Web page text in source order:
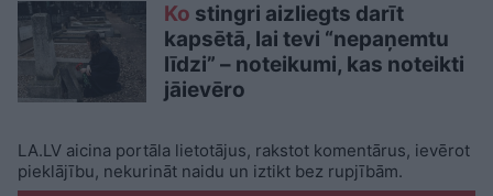
Ko stingri aizliegts darīt
kapsētā, lai tevi “nepaņemtu
līdzi” – noteikumi, kas noteikti
jāievēro
LA.LV aicina portāla lietotājus, rakstot komentārus, ievērot
pieklājību, nekurināt naidu un iztikt bez rupjībām.